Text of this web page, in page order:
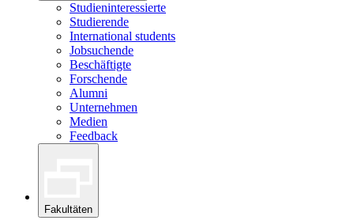
Studieninteressierte
Studierende
International students
Jobsuchende
Beschäftigte
Forschende
Alumni
Unternehmen
Medien
Feedback
Fakultäten